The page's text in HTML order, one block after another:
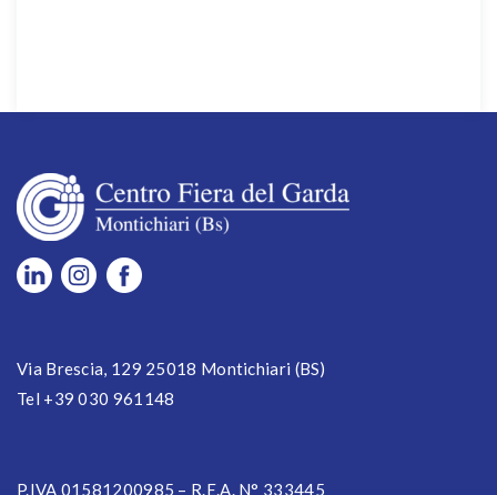
Via Brescia, 129 25018 Montichiari (BS)
Tel +39 030 961148
P.IVA 01581200985 – R.E.A. N° 333445